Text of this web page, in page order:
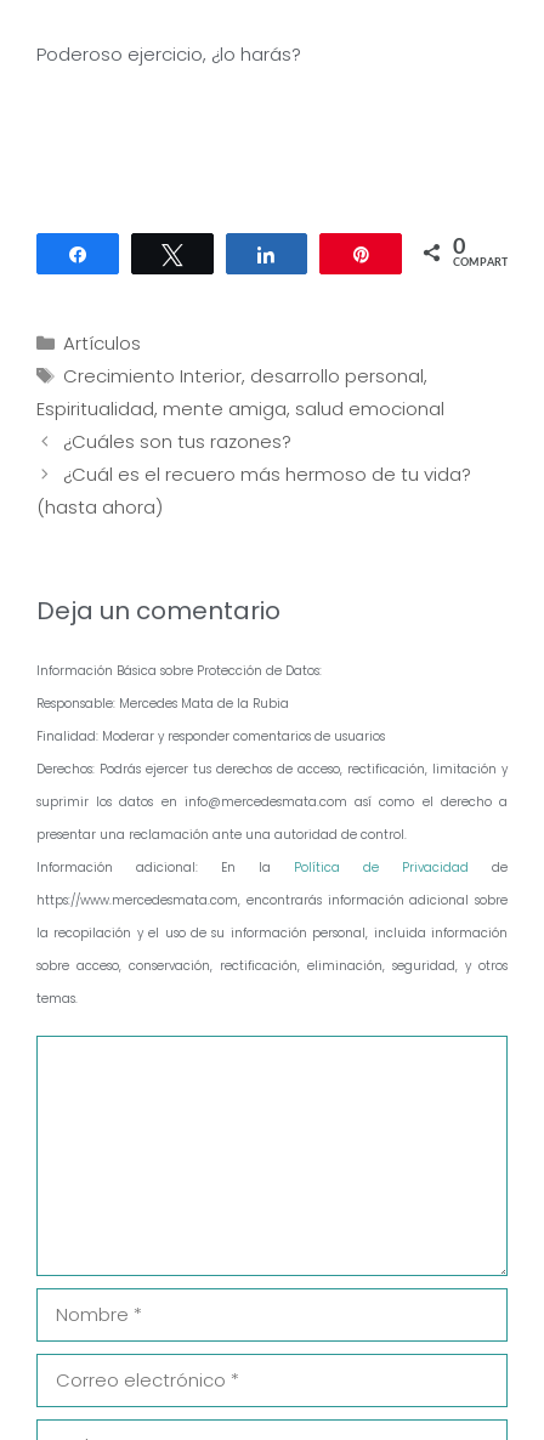
Poderoso ejercicio, ¿lo harás?
Compartir Twittear Compartir 0
COMPARTIR
Categorías
Artículos
Etiquetas
Crecimiento Interior, desarrollo personal,
Espiritualidad, mente amiga, salud emocional
Navegación
de
entradas
¿Cuáles son tus razones?
¿Cuál es el recuero más hermoso de tu vida?
(hasta ahora)
Deja un comentario
Información Básica sobre Protección de Datos:
Responsable: Mercedes Mata de la Rubia
Finalidad: Moderar y responder comentarios de usuarios
Derechos: Podrás ejercer tus derechos de acceso, rectificación, limitación y
suprimir los datos en info@mercedesmata.com así como el derecho a
presentar una reclamación ante una autoridad de control.
Información adicional: En la Política de Privacidad de
https://www.mercedesmata.com, encontrarás información adicional sobre
la recopilación y el uso de su información personal, incluida información
sobre acceso, conservación, rectificación, eliminación, seguridad, y otros
temas.
Nombre
Correo
electrónico